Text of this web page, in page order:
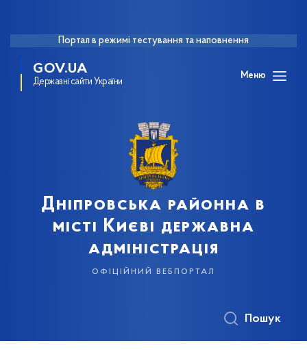
Портал в режимі тестування та наповнення
GOV.UA
Державні сайти України
Меню
Дніпровська районна в
місті Києві державна
адміністрація
офіційний вебпортал
Пошук